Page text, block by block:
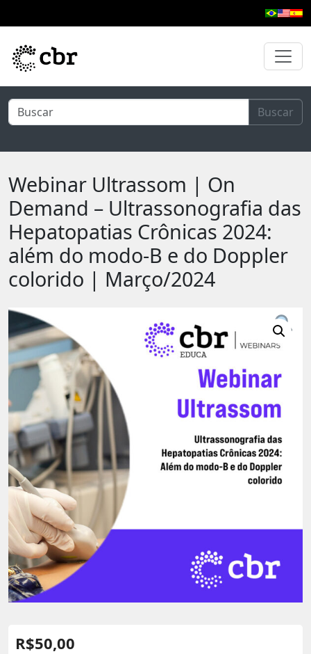
Buscar
Webinar Ultrassom | On
Demand – Ultrassonografia das
Hepatopatias Crônicas 2024:
além do modo-B e do Doppler
colorido | Março/2024
R$50,00